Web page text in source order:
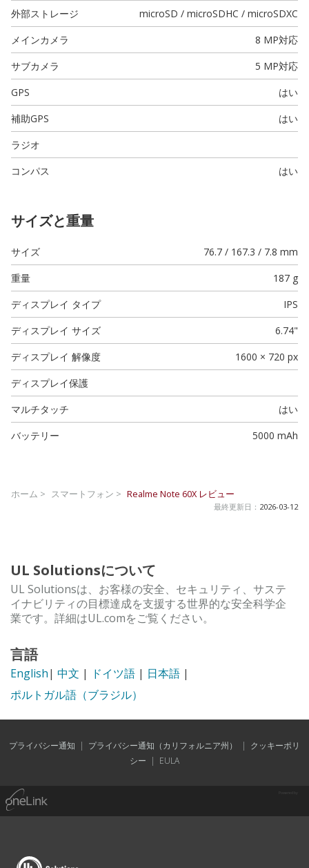
外部ストレージ
microSD / microSDHC / microSDXC
メインカメラ
8 MP対応
サブカメラ
5 MP対応
GPS
はい
補助GPS
はい
ラジオ
コンパス
はい
サイズと重量
サイズ
76.7 / 167.3 / 7.8 mm
重量
187 g
ディスプレイ タイプ
IPS
ディスプレイ サイズ
6.74"
ディスプレイ 解像度
1600 × 720 px
ディスプレイ保護
マルチタッチ
はい
バッテリー
5000 mAh
ホーム > スマートフォン > Realme Note 60X レビュー
最終更新日： 2026-03-12
UL Solutionsについて
UL Solutionsは、お客様の安全、セキュリティ、サステ
イナビリティの目標達成を支援する世界的な安全科学企
業です。詳細はUL.comをご覧ください。
言語
English| 中文 | ドイツ語 | 日本語 |
ポルトガル語（ブラジル）
プライバシー通知 | プライバシー通知（カリフォルニア州） | クッキーポリ
シー | EULA